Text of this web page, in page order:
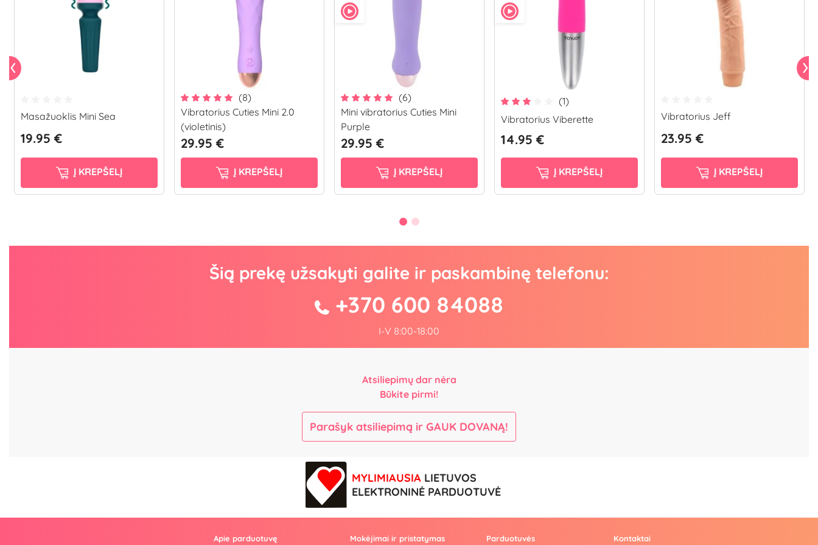
Masažuoklis Mini Sea
19.95 €
Į KREPŠELĮ
(8)
Vibratorius Cuties Mini 2.0
(violetinis)
29.95 €
Į KREPŠELĮ
(6)
Mini vibratorius Cuties Mini
Purple
29.95 €
Į KREPŠELĮ
(1)
Vibratorius Viberette
14.95 €
Į KREPŠELĮ
Vibratorius Jeff
23.95 €
Į KREPŠELĮ
Šią prekę užsakyti galite ir paskambinę telefonu:
+370 600 84088
I-V 8:00-18:00
Atsiliepimų dar nėra
Būkite pirmi!
Parašyk atsiliepimą ir GAUK DOVANĄ!
MYLIMIAUSIA LIETUVOS
ELEKTRONINĖ PARDUOTUVĖ
Apie parduotuvę Mokėjimai ir pristatymas Parduotuvės Kontaktai